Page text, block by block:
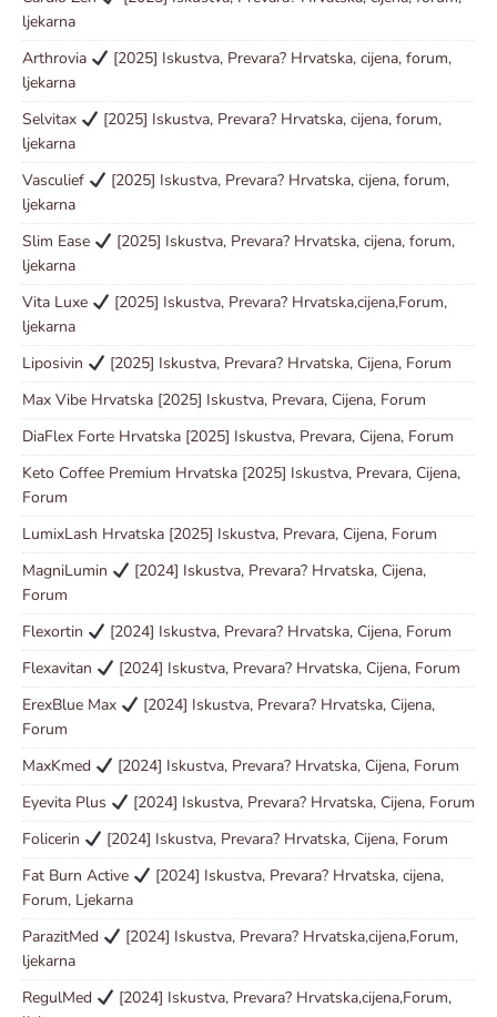
ljekarna
Arthrovia
[2025] Iskustva, Prevara? Hrvatska, cijena, forum,
ljekarna
Selvitax
[2025] Iskustva, Prevara? Hrvatska, cijena, forum,
ljekarna
Vasculief
[2025] Iskustva, Prevara? Hrvatska, cijena, forum,
ljekarna
Slim Ease
[2025] Iskustva, Prevara? Hrvatska, cijena, forum,
ljekarna
Vita Luxe
[2025] Iskustva, Prevara? Hrvatska,cijena,Forum,
ljekarna
Liposivin
[2025] Iskustva, Prevara? Hrvatska, Cijena, Forum
Max Vibe Hrvatska [2025] Iskustva, Prevara, Cijena, Forum
DiaFlex Forte Hrvatska [2025] Iskustva, Prevara, Cijena, Forum
Keto Coffee Premium Hrvatska [2025] Iskustva, Prevara, Cijena,
Forum
LumixLash Hrvatska [2025] Iskustva, Prevara, Cijena, Forum
MagniLumin
[2024] Iskustva, Prevara? Hrvatska, Cijena,
Forum
Flexortin
[2024] Iskustva, Prevara? Hrvatska, Cijena, Forum
Flexavitan
[2024] Iskustva, Prevara? Hrvatska, Cijena, Forum
ErexBlue Max
[2024] Iskustva, Prevara? Hrvatska, Cijena,
Forum
MaxKmed
[2024] Iskustva, Prevara? Hrvatska, Cijena, Forum
Eyevita Plus
[2024] Iskustva, Prevara? Hrvatska, Cijena, Forum
Folicerin
[2024] Iskustva, Prevara? Hrvatska, Cijena, Forum
Fat Burn Active
[2024] Iskustva, Prevara? Hrvatska, cijena,
Forum, Ljekarna
ParazitMed
[2024] Iskustva, Prevara? Hrvatska,cijena,Forum,
ljekarna
RegulMed
[2024] Iskustva, Prevara? Hrvatska,cijena,Forum,